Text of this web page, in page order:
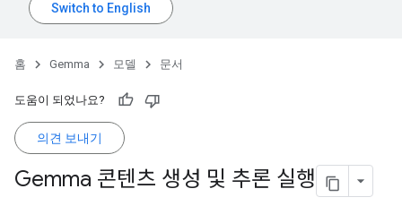
홈 Gemma 모델 문서
도움이 되었나요?
의견 보내기
Gemma 콘텐츠 생성 및 추론 실행